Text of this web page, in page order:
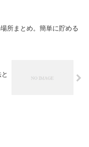
所まとめ。簡単に貯める